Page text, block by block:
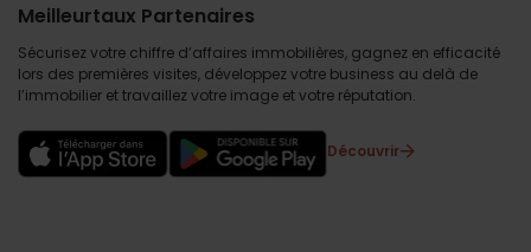
Meilleurtaux Partenaires
Sécurisez votre chiffre d’affaires immobilières, gagnez en efficacité
lors des premières visites, développez votre business au delà de
l’immobilier et travaillez votre image et votre réputation.
Découvrir